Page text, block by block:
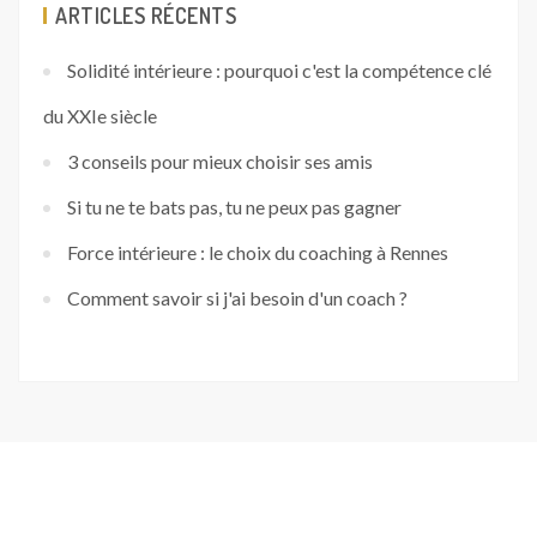
ARTICLES RÉCENTS
Solidité intérieure : pourquoi c'est la compétence clé
du XXIe siècle
3 conseils pour mieux choisir ses amis
Si tu ne te bats pas, tu ne peux pas gagner
Force intérieure : le choix du coaching à Rennes
Comment savoir si j'ai besoin d'un coach ?